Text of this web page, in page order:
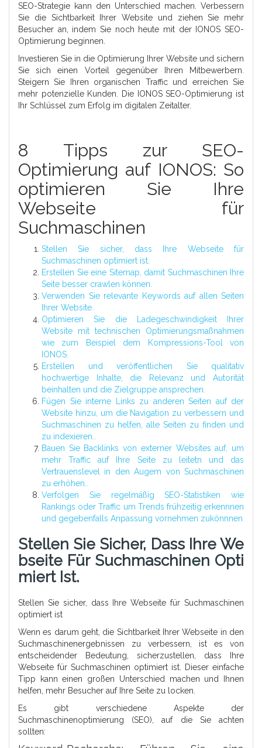
SEO-Strategie kann den Unterschied machen. Verbessern
Sie die Sichtbarkeit Ihrer Website und ziehen Sie mehr
Besucher an, indem Sie noch heute mit der IONOS SEO-
Optimierung beginnen.
Investieren Sie in die Optimierung Ihrer Website und sichern
Sie sich einen Vorteil gegenüber Ihren Mitbewerbern.
Steigern Sie Ihren organischen Traffic und erreichen Sie
mehr potenzielle Kunden. Die IONOS SEO-Optimierung ist
Ihr Schlüssel zum Erfolg im digitalen Zeitalter.
8 Tipps zur SEO-
Optimierung auf IONOS: So
optimieren Sie Ihre
Webseite für
Suchmaschinen
Stellen Sie sicher, dass Ihre Webseite für
Suchmaschinen optimiert ist.
Erstellen Sie eine Sitemap, damit Suchmaschinen Ihre
Seite besser crawlen können.
Verwenden Sie relevante Keywords auf allen Seiten
Ihrer Website.
Optimieren Sie die Ladegeschwindigkeit Ihrer
Website mit technischen Optimierungsmaßnahmen
wie zum Beispiel dem Kompressions-Tool von
IONOS.
Erstellen und veröffentlichen Sie qualitativ
hochwertige Inhalte, die Relevanz und Autorität
beinhalten und die Zielgruppe ansprechen.
Fügen Sie interne Links zu anderen Seiten auf der
Website hinzu, um die Navigation zu verbessern und
Suchmaschinen zu helfen, alle Seiten zu finden und
zu indexieren..
Bauen Sie Backlinks von externer Websites auf, um
mehr Traffic auf Ihre Seite zu leitetn und das
Vertrauenslevel in den Augem von Suchmaschinen
zu erhöhen..
Verfolgen Sie regelmäßig SEO-Statistiken wie
Rankings oder Traffic um Trends frühzeitig erkennnen
und gegebenfalls Anpassung vornehmen zukönnnen
Stellen Sie Sicher, Dass Ihre We
Bseite Für Suchmaschinen Opti
Miert Ist.
Stellen Sie sicher, dass Ihre Webseite für Suchmaschinen
optimiert ist
Wenn es darum geht, die Sichtbarkeit Ihrer Webseite in den
Suchmaschinenergebnissen zu verbessern, ist es von
entscheidender Bedeutung, sicherzustellen, dass Ihre
Webseite für Suchmaschinen optimiert ist. Dieser einfache
Tipp kann einen großen Unterschied machen und Ihnen
helfen, mehr Besucher auf Ihre Seite zu locken.
Es gibt verschiedene Aspekte der
Suchmaschinenoptimierung (SEO), auf die Sie achten
sollten: